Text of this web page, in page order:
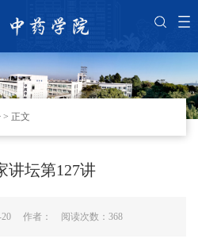
> 正文
讲坛第127讲
20 作者： 阅读次数： 368